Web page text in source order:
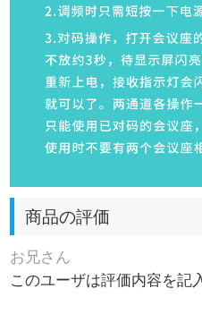
商品の評価
お兄さん
このユーザは評価内容を記